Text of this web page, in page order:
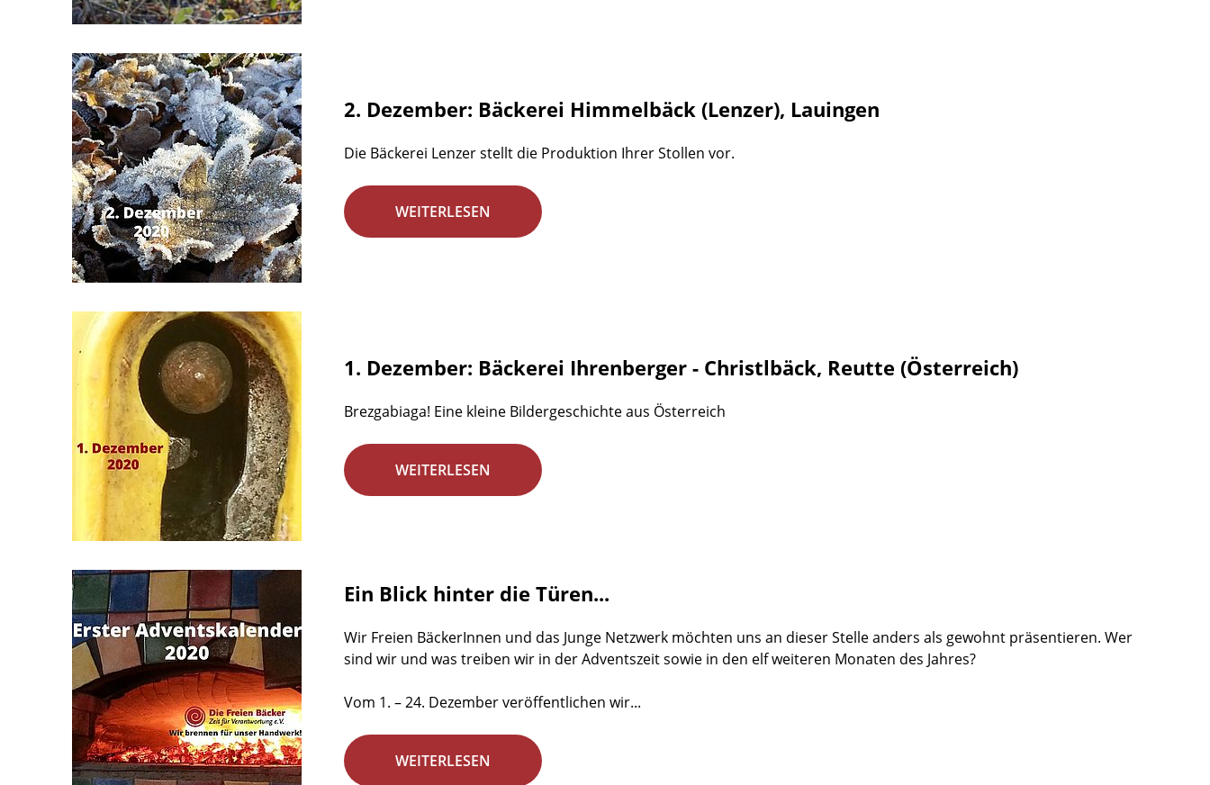
2. Dezember: Bäckerei Himmelbäck (Lenzer), Lauingen
Die Bäckerei Lenzer stellt die Produktion Ihrer Stollen vor.
WEITERLESEN
1. Dezember: Bäckerei Ihrenberger - Christlbäck, Reutte (Österreich)
Brezgabiaga! Eine kleine Bildergeschichte aus Österreich
WEITERLESEN
Ein Blick hinter die Türen...
Wir Freien BäckerInnen und das Junge Netzwerk möchten uns an dieser Stelle anders als gewohnt präsentieren. Wer
sind wir und was treiben wir in der Adventszeit sowie in den elf weiteren Monaten des Jahres?
Vom 1. – 24. Dezember veröffentlichen wir...
WEITERLESEN